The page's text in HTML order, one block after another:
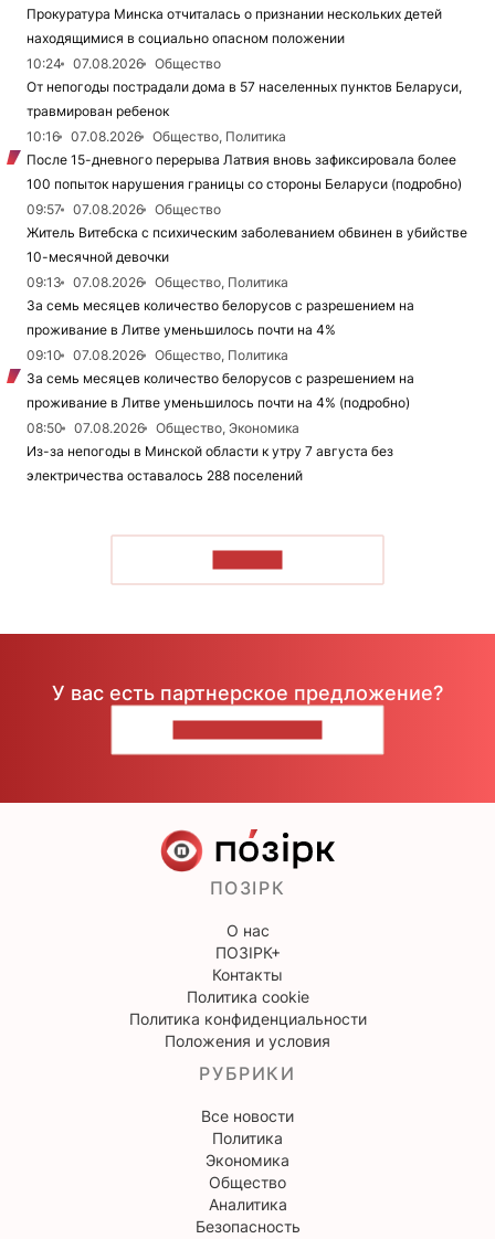
Прокуратура Минска отчиталась о признании нескольких детей
находящимися в социально опасном положении
10:24
07.08.2026
Общество
От непогоды пострадали дома в 57 населенных пунктов Беларуси,
травмирован ребенок
10:16
07.08.2026
Общество, Политика
После 15-дневного перерыва Латвия вновь зафиксировала более
100 попыток нарушения границы со стороны Беларуси (подробно)
09:57
07.08.2026
Общество
Житель Витебска с психическим заболеванием обвинен в убийстве
10-месячной девочки
09:13
07.08.2026
Общество, Политика
За семь месяцев количество белорусов с разрешением на
проживание в Литве уменьшилось почти на 4%
09:10
07.08.2026
Общество, Политика
За семь месяцев количество белорусов с разрешением на
проживание в Литве уменьшилось почти на 4% (подробно)
08:50
07.08.2026
Общество, Экономика
Из-за непогоды в Минской области к утру 7 августа без
электричества оставалось 288 поселений
У вас есть партнерское предложение?
ПОЗІРК
О нас
ПОЗІРК+
Контакты
Политика cookie
Политика конфиденциальности
Положения и условия
РУБРИКИ
Все новости
Политика
Экономика
Общество
Аналитика
Безопасность